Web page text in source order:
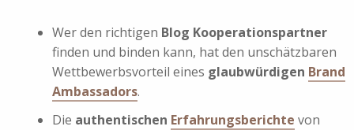
Wer den richtigen Blog Kooperationspartner
finden und binden kann, hat den unschätzbaren
Wettbewerbsvorteil eines glaubwürdigen Brand
Ambassadors.
Die authentischen Erfahrungsberichte von